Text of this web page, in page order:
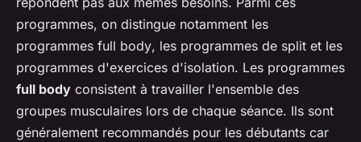
programmes, on distingue notamment les
programmes full body, les programmes de split et les
programmes d'exercices d'isolation. Les programmes
full body consistent à travailler l'ensemble des
groupes musculaires lors de chaque séance. Ils sont
généralement recommandés pour les débutants car